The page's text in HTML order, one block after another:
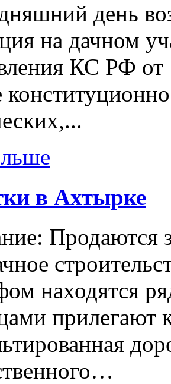
день
на дачном
КС РФ
в Ахтырке
Продаются
находятся
прилегают